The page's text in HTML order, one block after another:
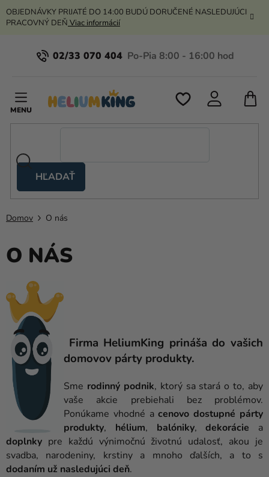
Prejsť
na
OBJEDNÁVKY PRIJATÉ DO 14:00 BUDÚ DORUČENÉ NASLEDUJÚCI
PRACOVNÝ DEŇ Viac informácií
02/33 070 404
HĽADAŤ
stany
Kanekalon
Hélium
a
balóny
Svadba
Párty
Výzdoba
a
doplnky
Karnevalové
kostýmy a
Oblečenie
Domov O nás
O NÁS
Firma HeliumKing prináša do vašich
domovov párty produkty.
Sme rodinný podnik, ktorý sa stará o to, aby
vaše akcie prebiehali bez problémov.
Ponúkame vhodné acenovo dostupné párty
produkty, hélium, balóniky,dekorácie a
doplnky pre každú výnimočnú životnú udalosť, akou je
svadba, narodeniny, krstiny a mnoho ďalších, a to s
dodaním už nasledujúci deň.